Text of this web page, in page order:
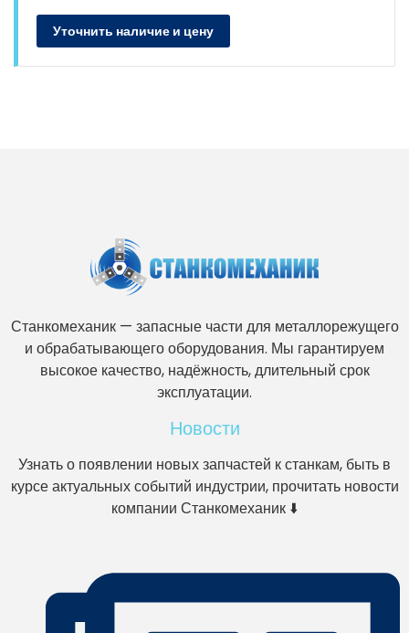
Уточнить наличие и цену
Станкомеханик — запасные части для металлорежущего
и обрабатывающего оборудования. Мы гарантируем
высокое качество, надёжность, длительный срок
эксплуатации.
Новости
Узнать о появлении новых запчастей к станкам, быть в
курсе актуальных событий индустрии, прочитать новости
компании Станкомеханик ⬇️